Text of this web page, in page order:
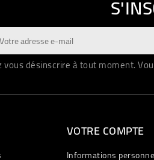
vous désinscrire à tout moment.
VOTRE COMPTE
Informations